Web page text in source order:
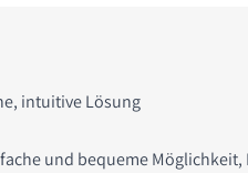
intuitive Lösung
und bequeme Möglichkeit,